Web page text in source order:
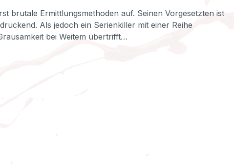
brutale Ermittlungsmethoden auf. Seinen Vorgesetzten ist
Als jedoch ein Serienkiller mit einer Reihe
bei Weitem übertrifft…